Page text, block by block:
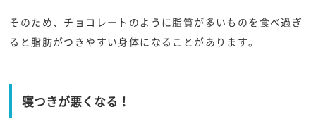
そのため、チョコレートのように脂質が多いものを食べ過ぎ
ると脂肪がつきやすい身体になることがあります。
寝つきが悪くなる！